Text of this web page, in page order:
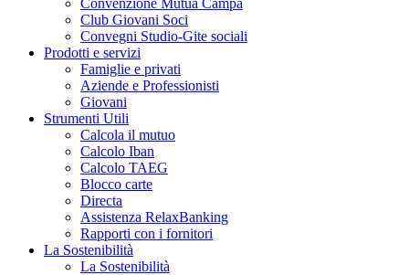
Convenzione Mutua Campa
Club Giovani Soci
Convegni Studio-Gite sociali
Prodotti e servizi
Famiglie e privati
Aziende e Professionisti
Giovani
Strumenti Utili
Calcola il mutuo
Calcolo Iban
Calcolo TAEG
Blocco carte
Directa
Assistenza RelaxBanking
Rapporti con i fornitori
La Sostenibilità
La Sostenibilità